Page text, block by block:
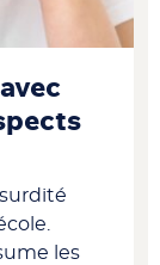
les